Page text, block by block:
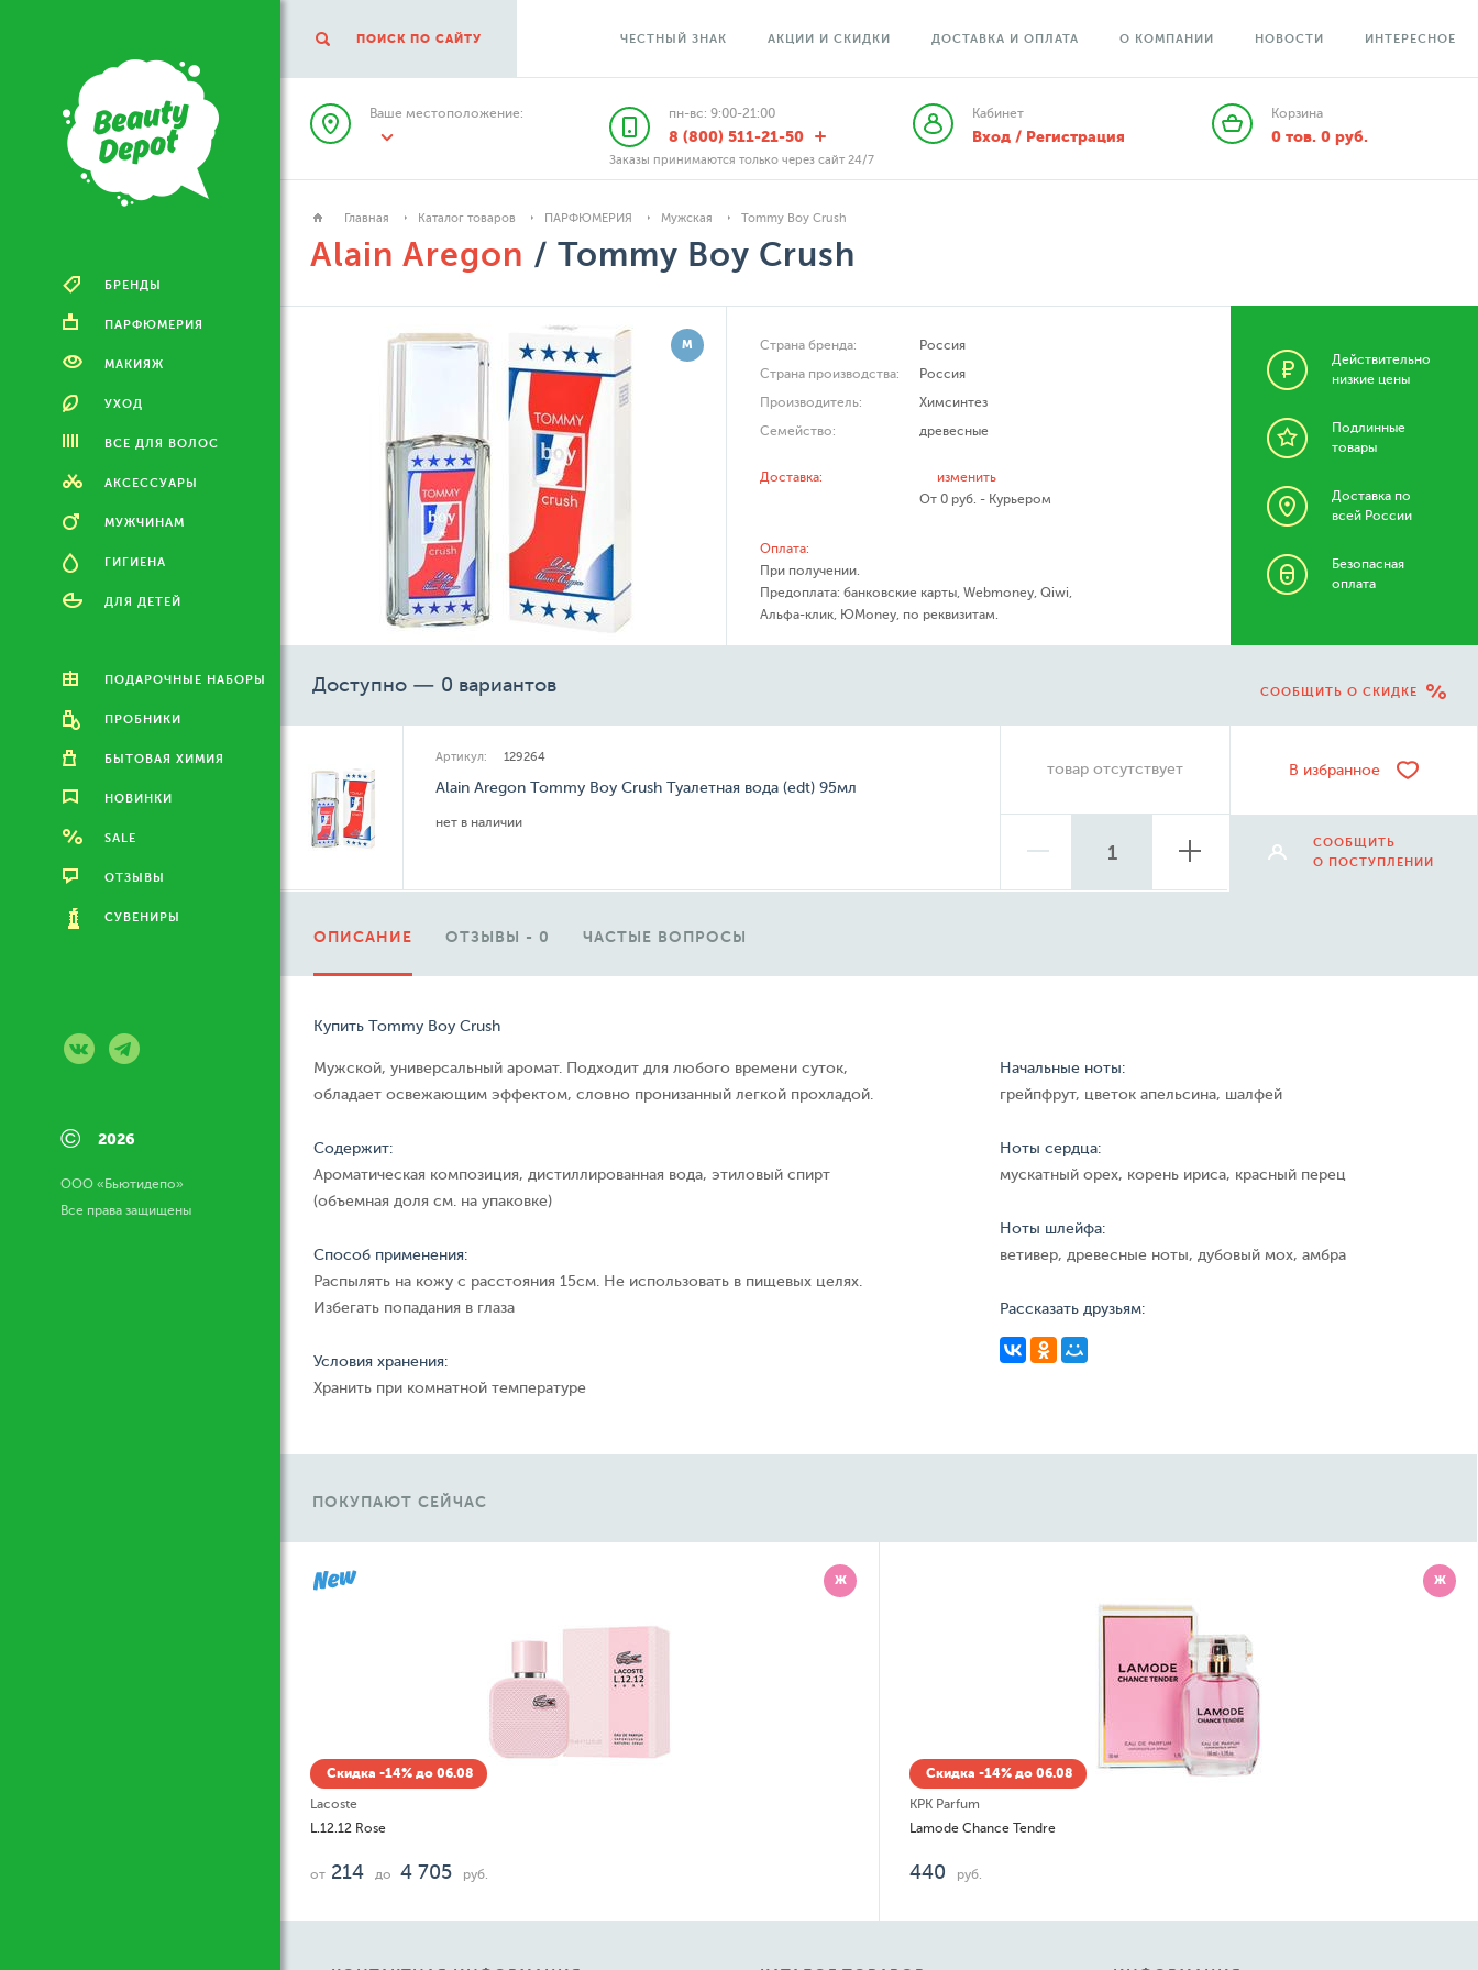
БРЕНДЫ
ПАРФЮМЕРИЯ
МАКИЯЖ
УХОД
ВСЕ ДЛЯ ВОЛОС
АКСЕССУАРЫ
МУЖЧИНАМ
ГИГИЕНА
ДЛЯ ДЕТЕЙ
ПОДАРОЧНЫЕ НАБОРЫ
ПРОБНИКИ
БЫТОВАЯ ХИМИЯ
НОВИНКИ
SALE
ОТЗЫВЫ
СУВЕНИРЫ
© 2026
ООО «Бьютидепо»
Все права защищены
ПОИСК ПО САЙТУ ЧЕСТНЫЙ ЗНАК АКЦИИ И СКИДКИ ДОСТАВКА И ОПЛАТА О КОМПАНИИ НОВОСТИ ИНТЕРЕСНОЕ
Ваше местоположение: пн-вс: 9:00-21:00
8 (800) 511-21-50
Заказы принимаются только через сайт 24/7
Кабинет
Вход / Регистрация
Корзина
0 тов. 0руб.
Главная Каталог товаров ПАРФЮМЕРИЯ Мужская Tommy Boy Crush
Alain Aregon / Tommy Boy Crush
М Страна бренда:
Россия
Страна производства:
Россия
Производитель:
Химсинтез
Семейство:
древесные
Доставка:
изменить
От 0 руб. - Курьером
Оплата:
При получении.
Предоплата: банковские карты, Webmoney, Qiwi,
Альфа-клик, ЮMoney, по реквизитам.
Действительно
низкие цены
Подлинные
товары
Доставка по
всей России
Безопасная
оплата
Доступно — 0 вариантов СООБЩИТЬ О СКИДКЕ
Артикул: 129264
Alain Aregon Tommy Boy Crush Туалетная вода (edt) 95мл
нет в наличии
товар отсутствует В избранное
СООБЩИТЬ
О ПОСТУПЛЕНИИ
ОПИСАНИЕ ОТЗЫВЫ - 0 ЧАСТЫЕ ВОПРОСЫ
Купить Tommy Boy Crush
Мужской, универсальный аромат. Подходит для любого времени суток,
обладает освежающим эффектом, словно пронизанный легкой прохладой.
Содержит:
Ароматическая композиция, дистиллированная вода, этиловый спирт
(объемная доля см. на упаковке)
Способ применения:
Распылять на кожу с расстояния 15см. Не использовать в пищевых целях.
Избегать попадания в глаза
Условия хранения:
Хранить при комнатной температуре
Начальные ноты:
грейпфрут, цветок апельсина, шалфей
Ноты сердца:
мускатный орех, корень ириса, красный перец
Ноты шлейфа:
ветивер, древесные ноты, дубовый мох, амбра
Рассказать друзьям:
ПОКУПАЮТ СЕЙЧАС
Ж
Скидка -14% до 06.08
Lacoste
L.12.12 Rose
от 214 до 4 705 руб.
Ж
Скидка -14% до 06.08
KPK Parfum
Lamode Chance Tendre
440 руб.